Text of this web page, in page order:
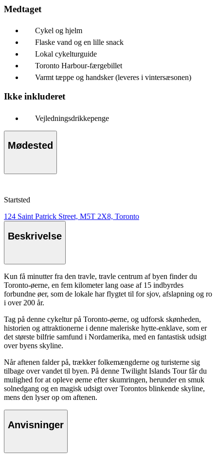
Medtaget
Cykel og hjelm
Flaske vand og en lille snack
Lokal cykelturguide
Toronto Harbour-færgebillet
Varmt tæppe og handsker (leveres i vintersæsonen)
Ikke inkluderet
Vejledningsdrikkepenge
Mødested
Startsted
124 Saint Patrick Street, M5T 2X8, Toronto
Beskrivelse
Kun få minutter fra den travle, travle centrum af byen finder du
Toronto-øerne, en fem kilometer lang oase af 15 indbyrdes
forbundne øer, som de lokale har flygtet til for sjov, afslapning og ro
i over 200 år.
Tag på denne cykeltur på Toronto-øerne, og udforsk skønheden,
historien og attraktionerne i denne maleriske hytte-enklave, som er
det største bilfrie samfund i Nordamerika, med en fantastisk udsigt
over byens skyline.
Når aftenen falder på, trækker folkemængderne og turisterne sig
tilbage over vandet til byen. På denne Twilight Islands Tour får du
mulighed for at opleve øerne efter skumringen, herunder en smuk
solnedgang og en magisk udsigt over Torontos blinkende skyline,
mens den lyser op om aftenen.
Anvisninger